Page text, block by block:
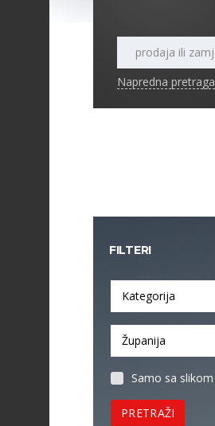
Napredna pretraga
FILTERI
Kategorija
Županija
Samo sa slikom
PRETRAŽI